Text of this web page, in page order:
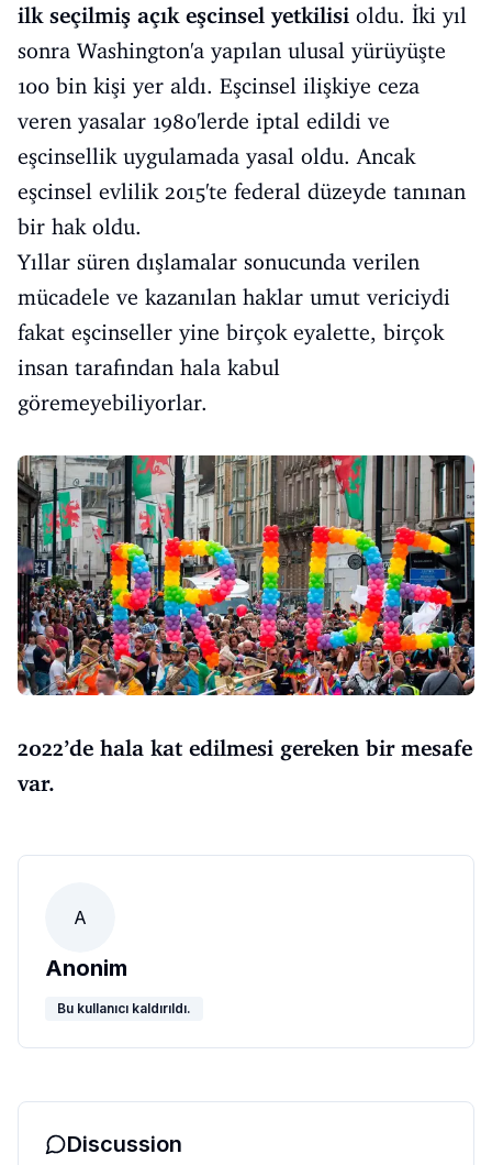
ilk seçilmiş açık eşcinsel yetkilisi oldu. İki yıl
sonra Washington'a yapılan ulusal yürüyüşte
100 bin kişi yer aldı. Eşcinsel ilişkiye ceza
veren yasalar 1980'lerde iptal edildi ve
eşcinsellik uygulamada yasal oldu. Ancak
eşcinsel evlilik 2015'te federal düzeyde tanınan
bir hak oldu.
Yıllar süren dışlamalar sonucunda verilen
mücadele ve kazanılan haklar umut vericiydi
fakat eşcinseller yine birçok eyalette, birçok
insan tarafından hala kabul
göremeyebiliyorlar.
2022’de hala kat edilmesi gereken bir mesafe
var.
A
Anonim
Bu kullanıcı kaldırıldı.
Discussion